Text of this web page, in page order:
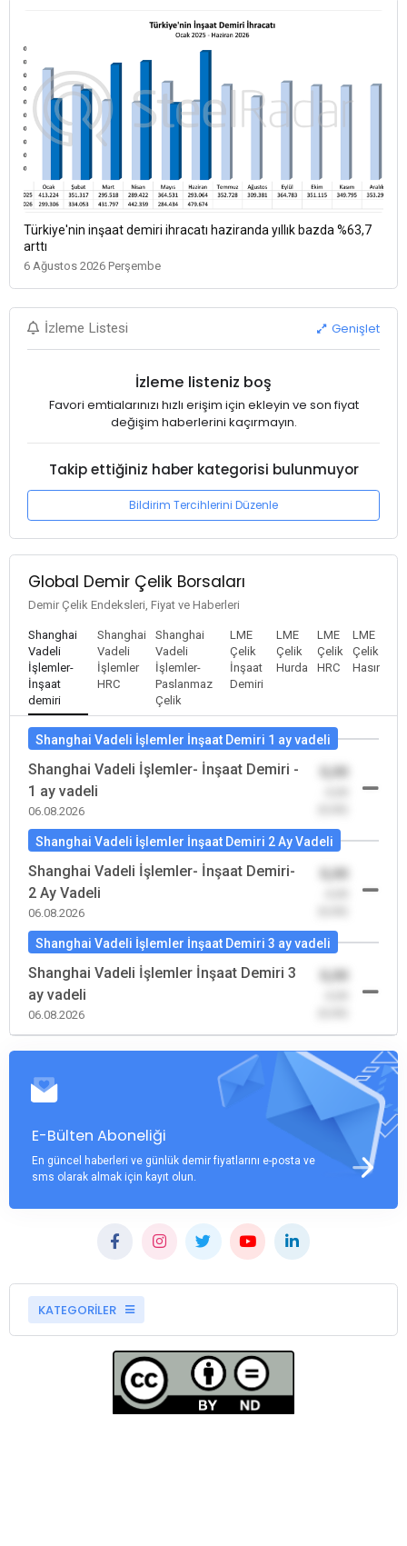
Türkiye'nin inşaat demiri ihracatı haziranda yıllık bazda %63,7
arttı
6 Ağustos 2026 Perşembe
İzleme Listesi Genişlet
İzleme listeniz boş
Favori emtialarınızı hızlı erişim için ekleyin ve son fiyat
değişim haberlerini kaçırmayın.
Takip ettiğiniz haber kategorisi bulunmuyor
Bildirim Tercihlerini Düzenle
Global Demir Çelik Borsaları
Demir Çelik Endeksleri, Fiyat ve Haberleri
Shanghai
Vadeli
İşlemler-
İnşaat
demiri
Shanghai
Vadeli
İşlemler
HRC
Shanghai
Vadeli
İşlemler-
Paslanmaz
Çelik
LME
Çelik
İnşaat
Demiri
LME
Çelik
Hurda
LME
Çelik
HRC
LME
Çelik
Hasır
Shanghai Vadeli İşlemler İnşaat Demiri 1 ay vadeli
Shanghai Vadeli İşlemler- İnşaat Demiri -
1 ay vadeli
06.08.2026
0,00
Shanghai Vadeli İşlemler İnşaat Demiri 2 Ay Vadeli
Shanghai Vadeli İşlemler- İnşaat Demiri-
2 Ay Vadeli
06.08.2026
0,00
Shanghai Vadeli İşlemler İnşaat Demiri 3 ay vadeli
Shanghai Vadeli İşlemler İnşaat Demiri 3
ay vadeli
06.08.2026
0,00
E-Bülten Aboneliği
En güncel haberleri ve günlük demir fiyatlarını e-posta ve
sms olarak almak için kayıt olun.
KATEGORİLER